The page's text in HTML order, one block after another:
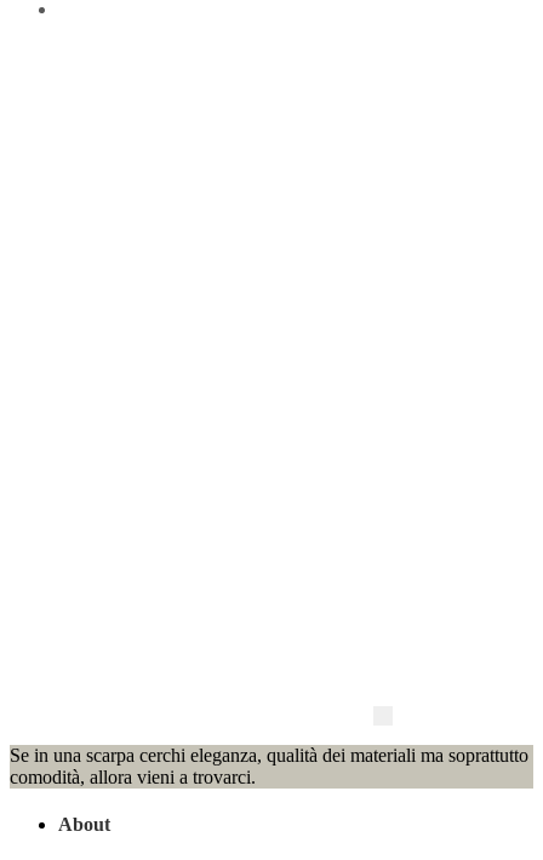
Se in una scarpa cerchi eleganza, qualità dei materiali ma soprattutto
comodità, allora vieni a trovarci.
About